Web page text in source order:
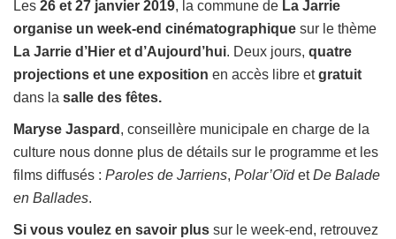
Les 26 et 27 janvier 2019, la commune de La Jarrie
organise un week-end cinématographique sur le thème
La Jarrie d’Hier et d’Aujourd’hui. Deux jours, quatre
projections et une exposition en accès libre etgratuit
dans la salle des fêtes.
Maryse Jaspard , conseillère municipale en charge de la
culture nous donne plus de détails sur le programme et les
films diffusés : Paroles de Jarriens, Polar’OïdetDe Balade
en Ballades.
Si vous voulez en savoir plus sur le week-end, retrouvez